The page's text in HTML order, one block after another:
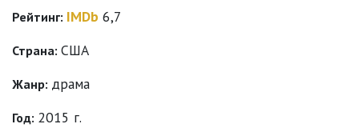
Рейтинг: IMDb 6,7
Страна: США
Жанр: драма
Год: 2015 г.